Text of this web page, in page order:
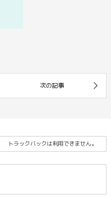
トラックバックは利用できません。